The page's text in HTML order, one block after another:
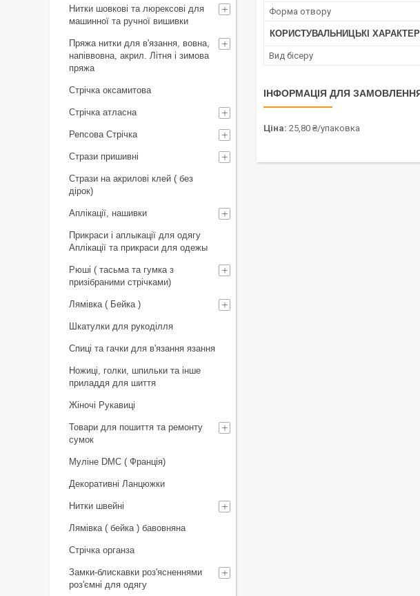
Форма отвору
КОРИСТУВАЛЬНИЦЬКІ
Вид бісеру
ІНФОРМАЦІЯ ДЛЯ
Ціна: 25,80 ₴/упаковка
Нитки шовкові та люрексові для
машинної та ручної вишивки
Пряжа нитки для в'язання, вовна,
напіввовна, акрил. Літня і зимова
пряжа
Стрічка оксамитова
Стрічка атласна
Репсова Стрічка
Стрази пришивні
Стрази на акрилові клей ( без
дірок)
Аплікації, нашивки
Прикраси і аплыкації для одягу
Аплікації та прикраси для одежы
Рюші ( тасьма та гумка з
призібраними стрічками)
Лямівка ( Бейка )
Шкатулки для рукоділля
Спиці та гачки для в'язання язання
Ножиці, голки, шпильки та інше
приладдя для шиття
Жіночі Рукавиці
Товари для пошиття та ремонту
сумок
Муліне DMC ( Франція)
Декоративні Ланцюжки
Нитки швейні
Лямівка ( бейка ) бавовняна
Стрічка органза
Замки-блискавки роз'ясненнями
роз'ємні для одягу